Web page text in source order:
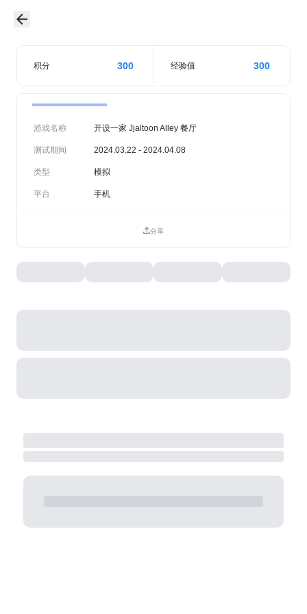
积分 300 经验值 300
游戏名称 开设一家 Jjaltoon Alley 餐厅
测试期间 2024.03.22 - 2024.04.08
类型 模拟
平台 手机
分享